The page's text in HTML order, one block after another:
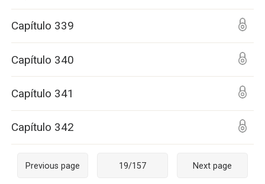
Capítulo 339
Capítulo 340
Capítulo 341
Capítulo 342
Previous page 19/157 Next page